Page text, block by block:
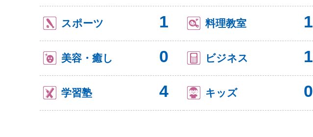
スポーツ 1 料理教室 1
美容・癒し 0 ビジネス 1
学習塾 4 キッズ 0